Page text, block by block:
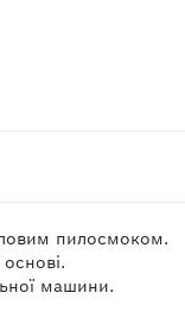
пилосмоком.
машини.